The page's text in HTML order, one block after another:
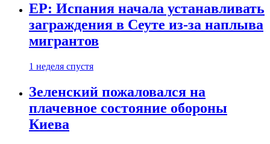
EP: Испания начала устанавливать
заграждения в Сеуте из-за наплыва
мигрантов
1 неделя спустя
Зеленский пожаловался на
плачевное состояние обороны
Киева